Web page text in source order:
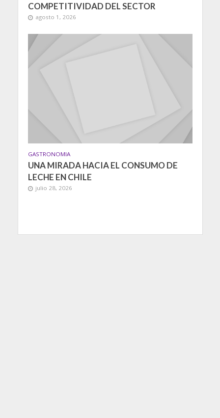
COMPETITIVIDAD DEL SECTOR
agosto 1, 2026
GASTRONOMIA
UNA MIRADA HACIA EL CONSUMO DE
LECHE EN CHILE
julio 28, 2026